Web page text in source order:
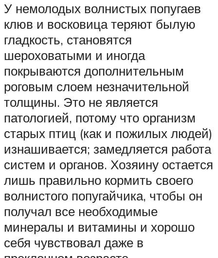
У немолодых волнистых попугаев
клюв и восковица теряют былую
гладкость, становятся
шероховатыми и иногда
покрываются дополнительным
роговым слоем незначительной
толщины. Это не является
патологией, потому что организм
старых птиц (как и пожилых людей)
изнашивается; замедляется работа
систем и органов. Хозяину остается
лишь правильно кормить своего
волнистого попугайчика, чтобы он
получал все необходимые
минералы и витамины и хорошо
себя чувствовал даже в